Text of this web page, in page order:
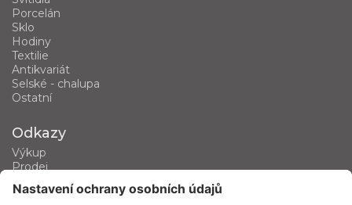
Porcelán
Sklo
Hodiny
Textilie
Antikvariát
Selské - chalupa
Ostatní
Odkazy
Výkup
Prodej
Kategorie produktů
Kontakt